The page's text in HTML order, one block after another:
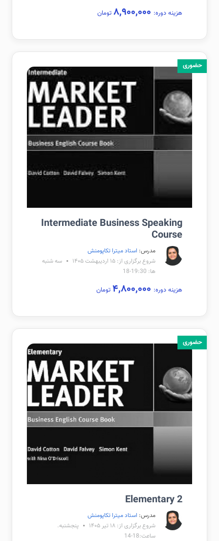
هزینه دوره: تومان
حضوری
Intermediate Business Speaking
Course
مدرس: استاد میترا تکاپومنش
شروع برگزاری از: ۱۵ اردیبهشت ۱۴۰۵
سه شنبه
ها: 19:30-18
هزینه دوره: تومان
حضوری
Elementary 2
مدرس: استاد میترا تکاپومنش
شروع برگزاری از: ۱۸ تیر ۱۴۰۵
پنجشنبه.
ساعت:18-14